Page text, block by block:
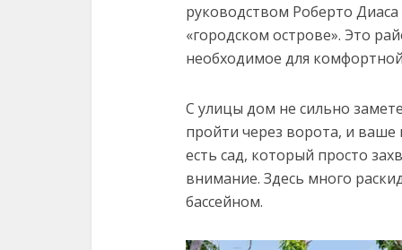
руководством Роберто
«городском острове». Это
необходимое для
С улицы дом не сильно
пройти через ворота, и ваше
есть сад, который просто
внимание. Здесь много
бассейном.